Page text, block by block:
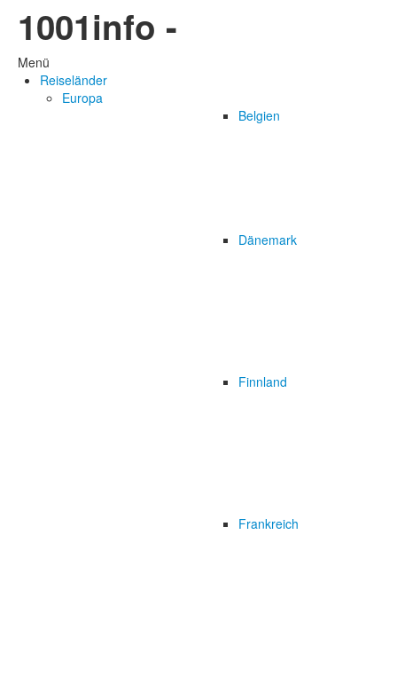
1001info -
Menü
Reiseländer
Europa
Belgien
Dänemark
Finnland
Frankreich